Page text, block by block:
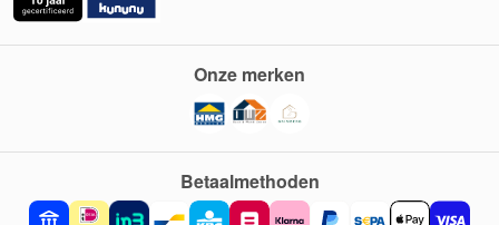
Betaalmethoden
Onze merken